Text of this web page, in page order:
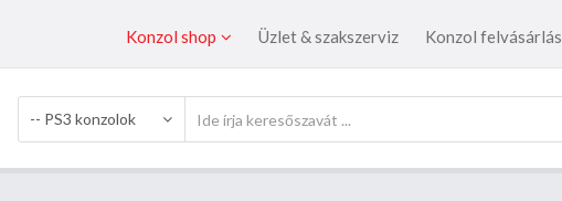
Konzol shop Üzlet & szakszerviz Konzol felvásárlás
-- PS3 konzolok